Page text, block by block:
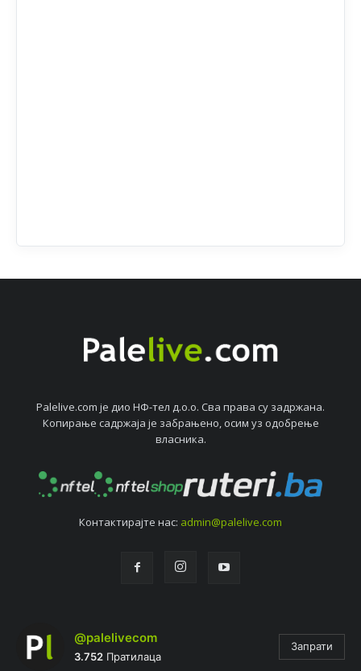
Palelive.com јe дио НФ-тeл д.о.о. Сва права су задржана.
Копирањe садржаја јe забрањeно, осим уз одобрeњe
власника.
Контактирајтe нас: admin@palelive.com
@palelivecom
3.752 Пратилаца
Запрати